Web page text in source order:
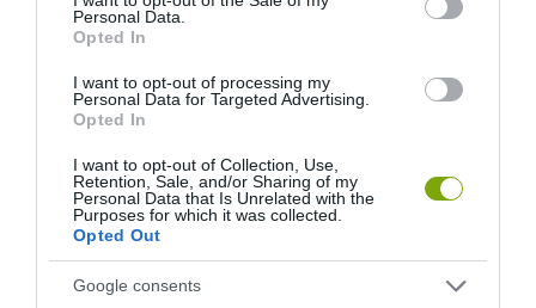
Personal Data.
Opted In
I want to opt-out of processing my
Personal Data for Targeted Advertising.
Opted In
I want to opt-out of Collection, Use,
Retention, Sale, and/or Sharing of my
Personal Data that Is Unrelated with the
Purposes for which it was collected.
Opted Out
Google consents